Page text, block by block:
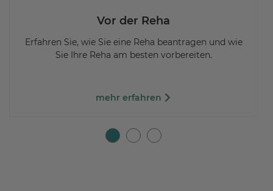
Vor der Reha
Erfahren Sie, wie Sie eine Reha beantragen und wie
Sie Ihre Reha am besten vorbereiten.
mehr erfahren